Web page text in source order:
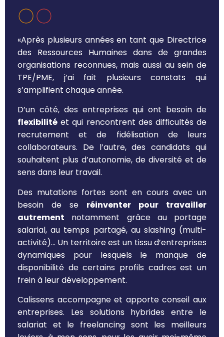
«Après plusieurs années en tant que Directrice
des Ressources Humaines dans de grandes
organisations reconnues, mais aussi au sein de
TPE/PME, j’ai fait plusieurs constats qui
s’amplifient chaque année.
D’un côté, des entreprises qui ont besoin de
flexibilité et qui rencontrent des difficultés de
recrutement et de fidélisation de leurs
collaborateurs. De l’autre, des candidats qui
souhaitent plus d’autonomie, de diversité et de
sens dans leur travail.
Des mutations fortes sont en cours avec un
besoin de se réinventer pour travailler
autrement notamment grâce au portage
salarial, au temps partagé, au slashing (multi-
activité)… Un territoire est un tissu d’entreprises
dynamiques pour lesquels le manque de
disponibilité de certains profils cadres est un
frein à leur développement.
Calissens accompagne et apporte conseil aux
entreprises. Les solutions hybrides entre le
salariat et le freelancing sont les meilleurs